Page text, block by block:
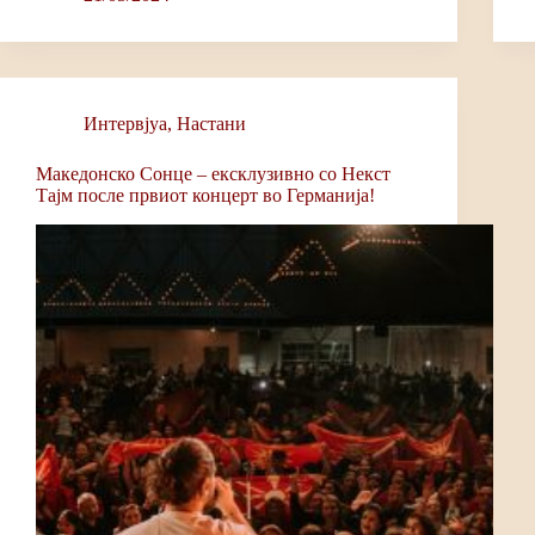
bo
ok
ts
A
pp
ail y
Li
nk
Интервјуa, Настани
Македонско Сонце – eксклузивно со Некст
Тајм после првиот концерт во Германија!